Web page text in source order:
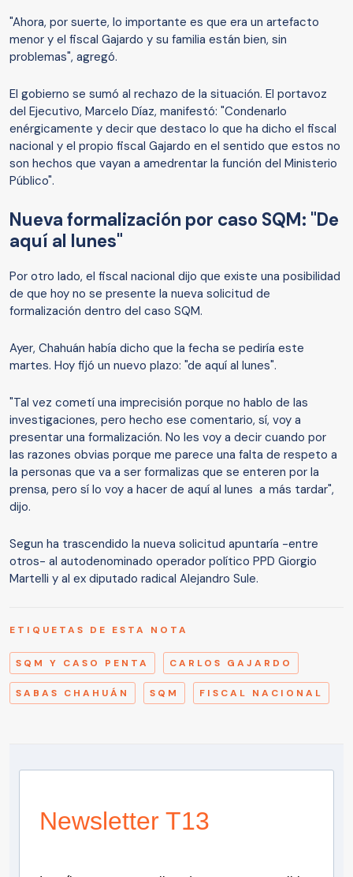
"Ahora, por suerte, lo importante es que era un artefacto
menor y el fiscal Gajardo y su familia están bien, sin
problemas", agregó.
El gobierno se sumó al rechazo de la situación. El portavoz
del Ejecutivo, Marcelo Díaz, manifestó: "Condenarlo
enérgicamente y decir que destaco lo que ha dicho el fiscal
nacional y el propio fiscal Gajardo en el sentido que estos no
son hechos que vayan a amedrentar la función del Ministerio
Público".
Nueva formalización por caso SQM: "De
aquí al lunes"
Por otro lado, el fiscal nacional dijo que existe una posibilidad
de que hoy no se presente la nueva solicitud de
formalización dentro del caso SQM.
Ayer, Chahuán había dicho que la fecha se pediría este
martes. Hoy fijó un nuevo plazo: "de aquí al lunes".
"Tal vez cometí una imprecisión porque no hablo de las
investigaciones, pero hecho ese comentario, sí, voy a
presentar una formalización. No les voy a decir cuando por
las razones obvias porque me parece una falta de respeto a
la personas que va a ser formalizas que se enteren por la
prensa, pero sí lo voy a hacer de aquí al lunes a más tardar",
dijo.
Segun ha trascendido la nueva solicitud apuntaría -entre
otros- al autodenominado operador político PPD Giorgio
Martelli y al ex diputado radical Alejandro Sule.
ETIQUETAS DE ESTA NOTA
SQM Y CASO PENTA CARLOS GAJARDO
SABAS CHAHUÁN SQM FISCAL NACIONAL
Newsletter T13